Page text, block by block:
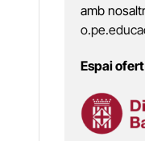
amb
Espai